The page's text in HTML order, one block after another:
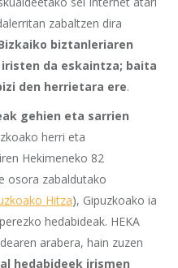
zabaltzen dira
biztanleriaren
da eskaintza; baita
den herrietara ere.
gehien eta sarrien
herri eta
Hekimeneko 82
osora zabaldutako
Hitza), Gipuzkoako ia
hedabideak. HEKA
arabera, hain zuzen
hedabideek irismen